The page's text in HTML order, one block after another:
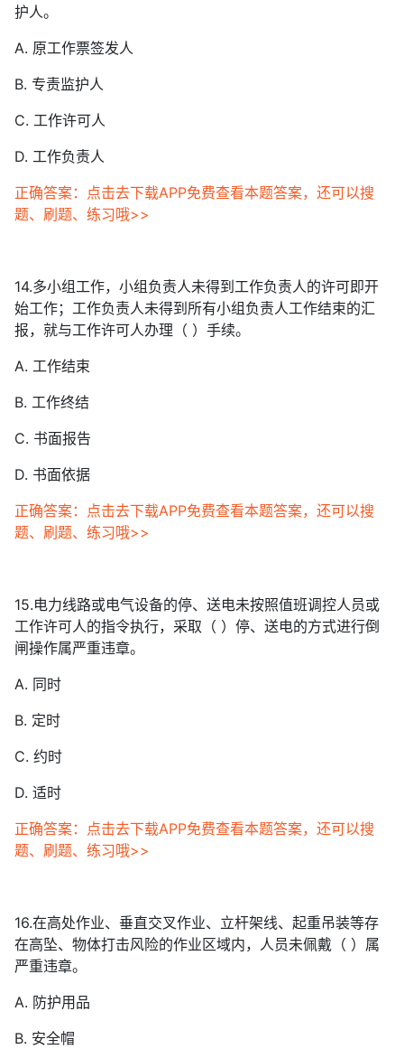
护人。
A. 原工作票签发人
B. 专责监护人
C. 工作许可人
D. 工作负责人
正确答案：点击去下载APP免费查看本题答案，还可以搜
题、刷题、练习哦>>
14.多小组工作，小组负责人未得到工作负责人的许可即开
始工作；工作负责人未得到所有小组负责人工作结束的汇
报，就与工作许可人办理（ ）手续。
A. 工作结束
B. 工作终结
C. 书面报告
D. 书面依据
正确答案：点击去下载APP免费查看本题答案，还可以搜
题、刷题、练习哦>>
15.电力线路或电气设备的停、送电未按照值班调控人员或
工作许可人的指令执行，采取（ ）停、送电的方式进行倒
闸操作属严重违章。
A. 同时
B. 定时
C. 约时
D. 适时
正确答案：点击去下载APP免费查看本题答案，还可以搜
题、刷题、练习哦>>
16.在高处作业、垂直交叉作业、立杆架线、起重吊装等存
在高坠、物体打击风险的作业区域内，人员未佩戴（ ）属
严重违章。
A. 防护用品
B. 安全帽